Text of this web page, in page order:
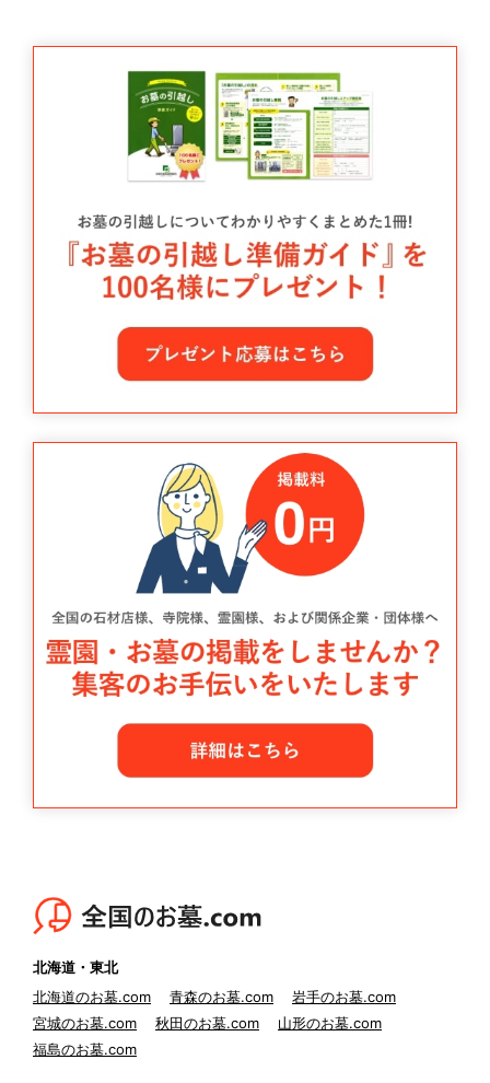
北海道・東北
北海道のお墓.com
青森のお墓.com
岩手のお墓.com
宮城のお墓.com
秋田のお墓.com
山形のお墓.com
福島のお墓.com